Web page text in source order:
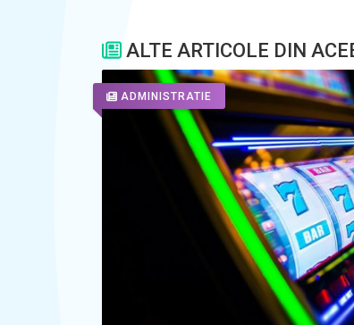
ALTE ARTICOLE DIN
ADMINISTRATIE